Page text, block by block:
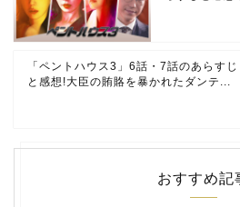
「ペントハウス3」6話・7話のあらすじ
と感想!大臣の賄賂を暴かれたダンテ...
おすすめ記